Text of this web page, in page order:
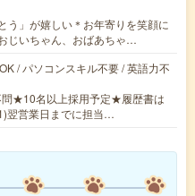
う」が嬉しい＊お年寄りを笑顔に
じいちゃん、おばあちゃ…
/ パソコンスキル不要 / 英語力不
問★10名以上採用予定★履歴書は
翌営業日までに担当…